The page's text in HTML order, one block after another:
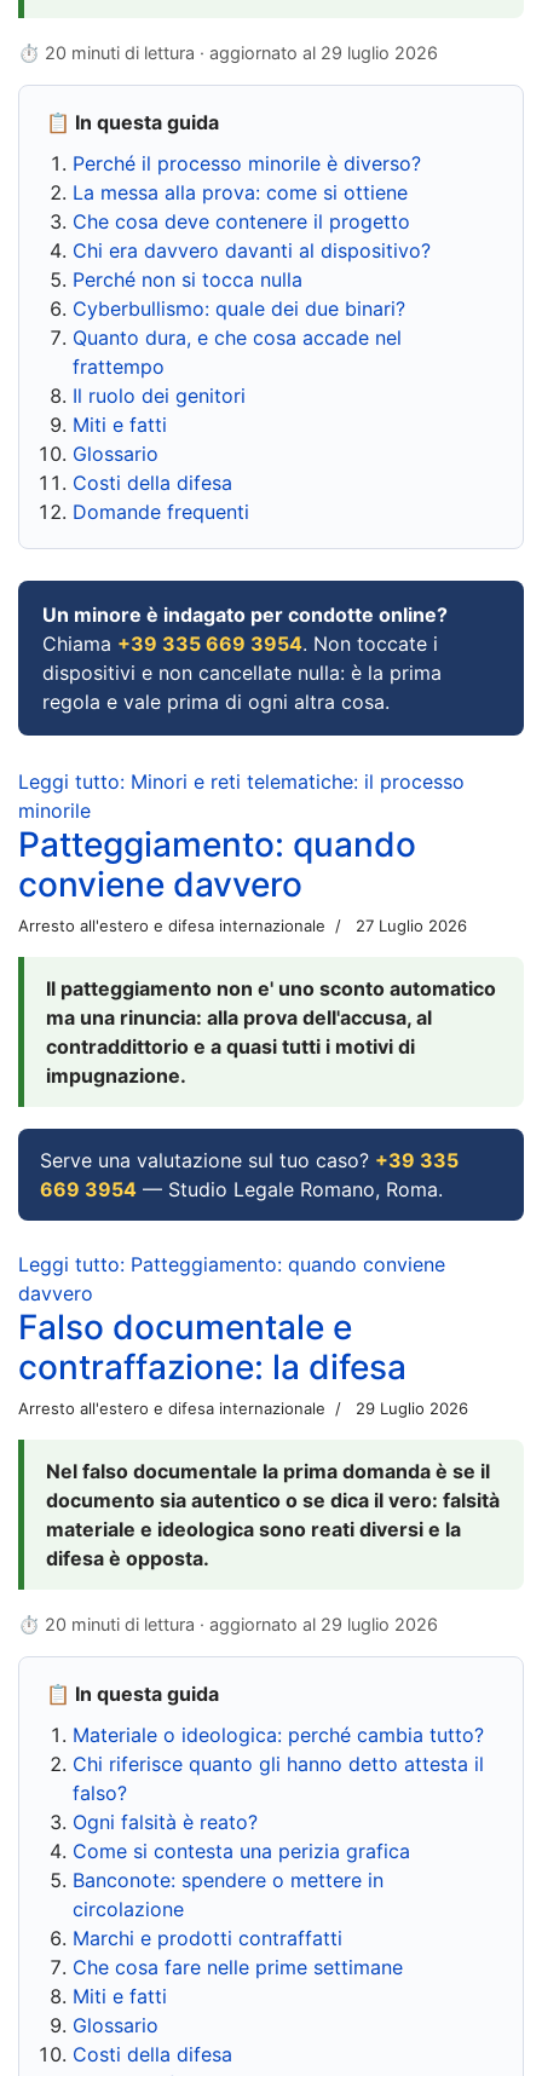
⏱ 20 minuti di lettura · aggiornato al 29 luglio 2026
📋 In questa guida
Perché il processo minorile è diverso?
La messa alla prova: come si ottiene
Che cosa deve contenere il progetto
Chi era davvero davanti al dispositivo?
Perché non si tocca nulla
Cyberbullismo: quale dei due binari?
Quanto dura, e che cosa accade nel
frattempo
Il ruolo dei genitori
Miti e fatti
Glossario
Costi della difesa
Domande frequenti
Un minore è indagato per condotte online?
Chiama +39 335 669 3954. Non toccate i
dispositivi e non cancellate nulla: è la prima
regola e vale prima di ogni altra cosa.
Leggi tutto: Minori e reti telematiche: il processo
minorile
Patteggiamento: quando
conviene davvero
Arresto all'estero e difesa internazionale 27 Luglio 2026
Il patteggiamento non e' uno sconto automatico
ma una rinuncia: alla prova dell'accusa, al
contraddittorio e a quasi tutti i motivi di
impugnazione.
Serve una valutazione sul tuo caso? +39 335
669 3954 — Studio Legale Romano, Roma.
Leggi tutto: Patteggiamento: quando conviene
davvero
Falso documentale e
contraffazione: la difesa
Arresto all'estero e difesa internazionale 29 Luglio 2026
Nel falso documentale la prima domanda è se il
documento sia autentico o se dica il vero: falsità
materiale e ideologica sono reati diversi e la
difesa è opposta.
⏱ 20 minuti di lettura · aggiornato al 29 luglio 2026
📋 In questa guida
Materiale o ideologica: perché cambia tutto?
Chi riferisce quanto gli hanno detto attesta il
falso?
Ogni falsità è reato?
Come si contesta una perizia grafica
Banconote: spendere o mettere in
circolazione
Marchi e prodotti contraffatti
Che cosa fare nelle prime settimane
Miti e fatti
Glossario
Costi della difesa